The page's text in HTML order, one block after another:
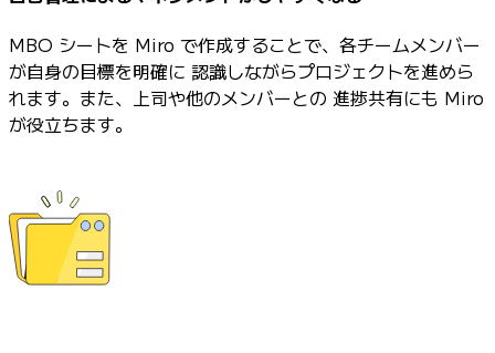
MBO シートを Miro で作成することで、各チームメンバー
が自身の目標を明確に 認識しながらプロジェクトを進めら
れます。また、上司や他のメンバーとの 進捗共有にも Miro
が役立ちます。